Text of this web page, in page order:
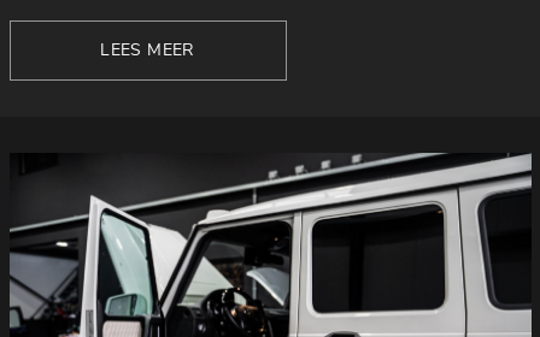
LEES MEER